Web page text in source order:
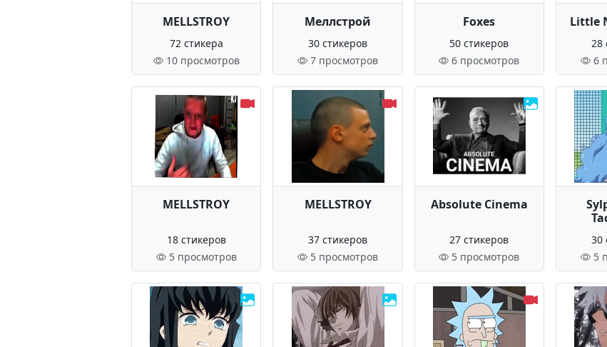
MELLSTROY
72 стикера
10 просмотров
Меллстрой
30 стикеров
7 просмотров
Foxes
50 стикеров
6 просмотров
Little
28
6
MELLSTROY
18 стикеров
5 просмотров
MELLSTROY
37 стикеров
5 просмотров
Absolute Cinema
27 стикеров
5 просмотров
30
5